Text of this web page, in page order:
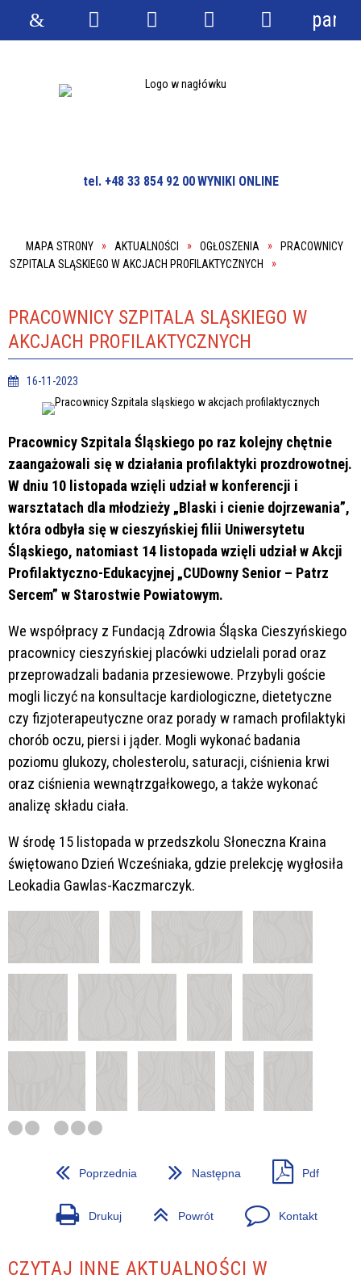
tel. +48 33 854 92 00WYNIKI ONLINE
MAPA STRONY AKTUALNOŚCI OGŁOSZENIA
PRACOWNICY
SZPITALA SLĄSKIEGO W AKCJACH PROFILAKTYCZNYCH
PRACOWNICY SZPITALA SLĄSKIEGO W
AKCJACH PROFILAKTYCZNYCH
16-11-2023
Pracownicy Szpitala Śląskiego po raz kolejny chętnie
zaangażowali się w działania profilaktyki prozdrowotnej.
W dniu 10 listopada wzięli udział w konferencji i
warsztatach dla młodzieży „Blaski i cienie dojrzewania”,
która odbyła się w cieszyńskiej filii Uniwersytetu
Śląskiego, natomiast 14 listopada wzięli udział w Akcji
Profilaktyczno-Edukacyjnej „CUDowny Senior – Patrz
Sercem” w Starostwie Powiatowym.
We współpracy z Fundacją Zdrowia Śląska Cieszyńskiego
pracownicy cieszyńskiej placówki udzielali porad oraz
przeprowadzali badania przesiewowe. Przybyli goście
mogli liczyć na konsultacje kardiologiczne, dietetyczne
czy fizjoterapeutyczne oraz porady w ramach profilaktyki
chorób oczu, piersi i jąder. Mogli wykonać badania
poziomu glukozy, cholesterolu, saturacji, ciśnienia krwi
oraz ciśnienia wewnątrzgałkowego, a także wykonać
analizę składu ciała.
W środę 15 listopada w przedszkolu Słoneczna Kraina
świętowano Dzień Wcześniaka, gdzie prelekcję wygłosiła
Leokadia Gawlas-Kaczmarczyk.
Poprzednia Następna Pdf
Drukuj Powrót Kontakt
CZYTAJ INNE AKTUALNOŚCI W
StronaWyszukiwarka
Narzędzia
Menu Menu
panel